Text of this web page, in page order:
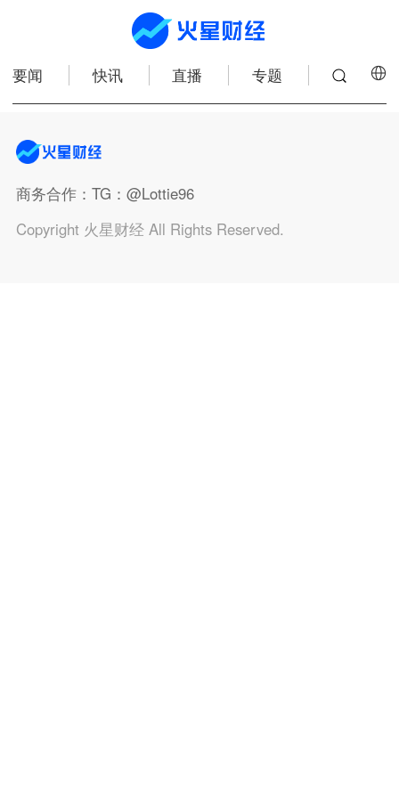
要闻 快讯 直播 专题
商务合作：TG：@Lottie96
Copyright 火星财经 All Rights Reserved.